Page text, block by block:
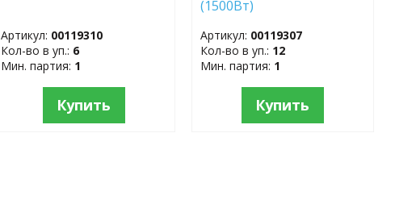
Артикул: 00119310
Кол-во в уп.: 6
Мин. партия: 1
Купить
(1500Вт)
Артикул: 00119307
Кол-во в уп.: 12
Мин. партия: 1
Купить